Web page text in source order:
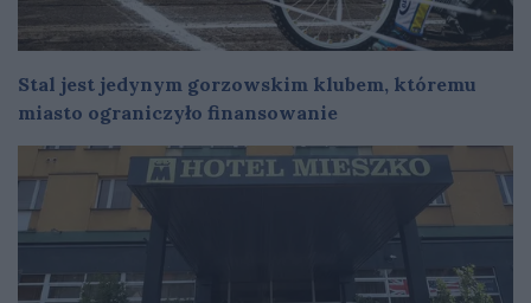
Stal jest jedynym gorzowskim klubem, któremu
miasto ograniczyło finansowanie